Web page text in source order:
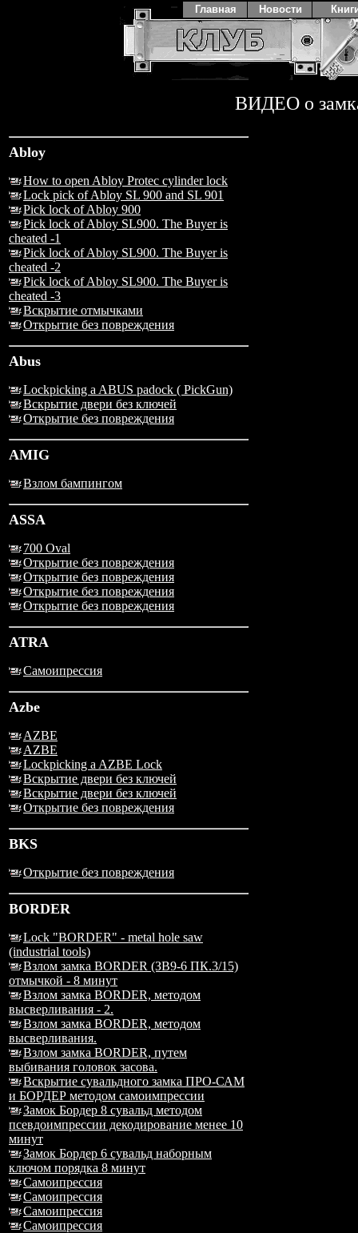
ВИДЕО о
Abloy
How to open Abloy Protec cylinder lock
Lock pick of Abloy SL 900 and SL 901
Pick lock of Abloy 900
Pick lock of Abloy SL900. The Buyer is
cheated -1
Pick lock of Abloy SL900. The Buyer is
cheated -2
Pick lock of Abloy SL900. The Buyer is
cheated -3
Вскрытие отмычками
Открытие без повреждения
Abus
Lockpicking a ABUS padock ( PickGun)
Вскрытие двери без ключей
Открытие без повреждения
AMIG
Взлом бампингом
ASSA
700 Oval
Открытие без повреждения
Открытие без повреждения
Открытие без повреждения
Открытие без повреждения
ATRA
Самоипрессия
Azbe
AZBE
AZBE
Lockpicking a AZBE Lock
Вскрытие двери без ключей
Вскрытие двери без ключей
Открытие без повреждения
BKS
Открытие без повреждения
BORDER
Lock "BORDER" - metal hole saw
(industrial tools)
Взлом замка BORDER (ЗВ9-6 ПК.3/15)
отмычкой - 8 минут
Взлом замка BORDER, методом
высверливания - 2.
Взлом замка BORDER, методом
высверливания.
Взлом замка BORDER, путем
выбивания головок засова.
Вскрытие сувальдного замка ПРО-САМ
и БОРДЕР методом самоимпрессии
Замок Бордер 8 сувальд методом
псевдоимпрессии декодирование менее 10
минут
Замок Бордер 6 сувальд наборным
ключом порядка 8 минут
Самоипрессия
Самоипрессия
Самоипрессия
Самоипрессия
Главная Новости